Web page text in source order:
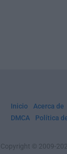
Inicio Acerca de
DMCA
Política
Copyright © 2009-